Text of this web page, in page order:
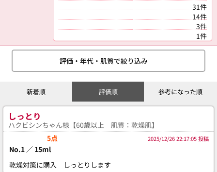
31件
14件
3件
1件
評価・年代・肌質で絞り込み
新着順 評価順 参考になった順
しっとり
ハクビシンちゃん様【60歳以上 肌質：乾燥肌】
5点
2025/12/26 22:17:05 投稿
No.1 ／ 15ml
乾燥対策に購入 しっとりします